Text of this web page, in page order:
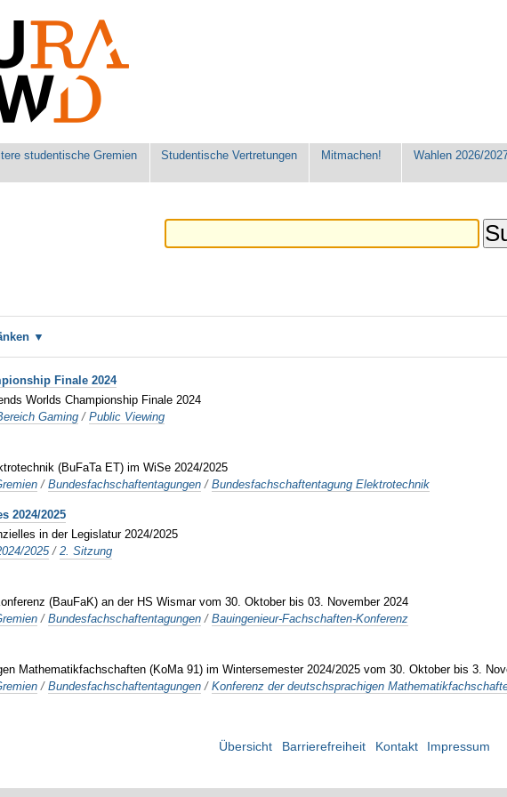
studentische Gremien Studentische Vertretungen Mitmachen! Wahlen 2026/
Finale 2024
Worlds Championship Finale 2024
Gaming /Public Viewing
(BuFaTa ET) im WiSe 2024/2025
/Bundesfachschaftentagungen /Bundesfachschaftentagung Elektrotechnik
2024/2025
in der Legislatur 2024/2025
2025 /2. Sitzung
(BauFaK) an der HS Wismar vom 30. Oktober bis 03. November 2024
/Bundesfachschaftentagungen /Bauingenieur-Fachschaften-Konferenz
Mathematikfachschaften (KoMa 91) im Wintersemester 2024/2025 vom 30. Oktober bis 3.
/Bundesfachschaftentagungen /Konferenz der deutschsprachigen
Übersicht Barrierefreiheit Kontakt Impressum